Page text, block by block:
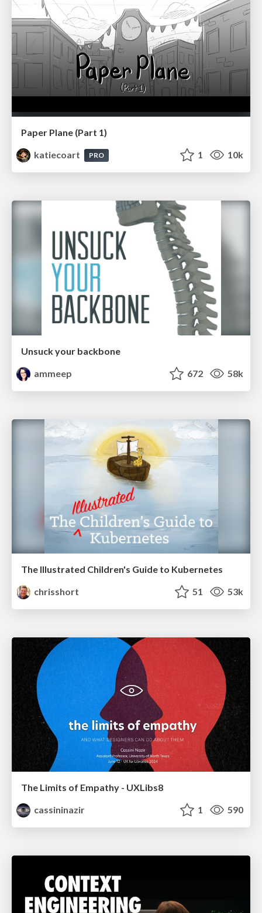
Paper Plane (Part 1)
katiecoart
PRO 1 10k
Unsuck your backbone
ammeep
672 58k
The Illustrated Children's Guide to Kubernetes
chrisshort
51 53k
The Limits of Empathy - UXLibs8
cassininazir
1 590